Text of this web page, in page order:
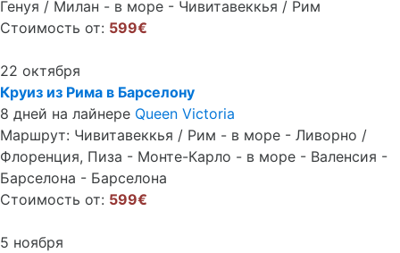
Генуя / Милан - в море - Чивитавеккья / Рим
Стоимость от: 599€
22 октября
Круиз из Рима в Барселону
8 дней на лайнере Queen Victoria
Маршрут: Чивитавеккья / Рим - в море - Ливорно /
Флоренция, Пиза - Монте-Карло - в море - Валенсия -
Барселона - Барселона
Стоимость от: 599€
5 ноября